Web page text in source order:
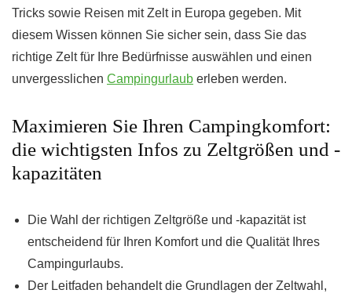
Tricks sowie Reisen mit Zelt in Europa gegeben. Mit
diesem Wissen können Sie sicher sein, dass Sie das
richtige Zelt für Ihre Bedürfnisse auswählen und einen
unvergesslichen Campingurlaub erleben werden.
Maximieren Sie Ihren Campingkomfort:
die wichtigsten Infos zu Zeltgrößen und -
kapazitäten
Die Wahl der richtigen Zeltgröße und -kapazität ist
entscheidend für Ihren Komfort und die Qualität Ihres
Campingurlaubs.
Der Leitfaden behandelt die Grundlagen der Zeltwahl,